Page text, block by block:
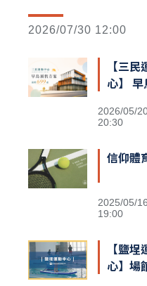
2026/07/30 12:00
【三民
心】 早
2026/05/
20:30
信仰體
2025/05/16
19:00
【鹽埕
心】場